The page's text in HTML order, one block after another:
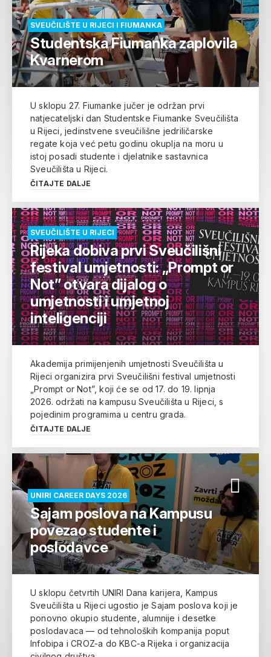
SVEUČILIŠTE U RIJECI I FIUMANKA
Studentska Fiumanka zaplovila
Kvarnerom
U sklopu 27. Fiumanke jučer je održan prvi
natjecateljski dan Studentske Fiumanke Sveučilišta
u Rijeci, jedinstvene sveučilišne jedriličarske
regate koja već petu godinu okuplja na moru u
istoj posadi studente i djelatnike sastavnica
Sveučilišta u Rijeci.
ČITAJTE DALJE
SVEUČILIŠTE U RIJECI
Rijeka dobiva prvi Sveučilišni
festival umjetnosti: „Prompt or
Not” otvara dijalog o
umjetnosti i umjetnoj
inteligenciji
Akademija primijenjenih umjetnosti Sveučilišta u
Rijeci organizira prvi Sveučilišni festival umjetnosti
„Prompt or Not”, koji će se od 17. do 19. lipnja
2026. održati na kampusu Sveučilišta u Rijeci, s
pojedinim programima u centru grada.
ČITAJTE DALJE
UNIRI CAREER DAYS 2026
Sajam poslova na Kampusu
povezao studente i
poslodavce
U sklopu četvrtih UNIRI Dana karijera, Kampus
Sveučilišta u Rijeci ugostio je Sajam poslova koji je
ponovno okupio studente, alumnije i desetke
poslodavaca — od tehnoloških kompanija poput
Infobipa i CROZ-a do KBC-a Rijeka i organizacija